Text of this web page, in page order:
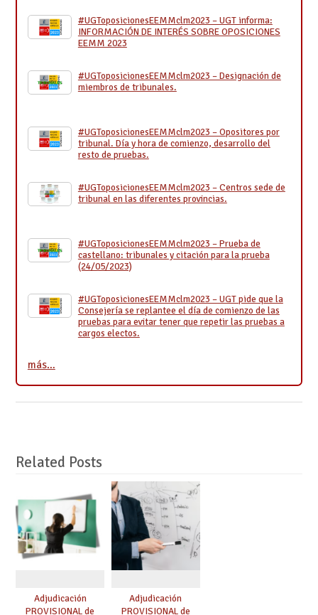
#UGToposicionesEEMMclm2023 – UGT informa:
INFORMACIÓN DE INTERÉS SOBRE OPOSICIONES
EEMM 2023
#UGToposicionesEEMMclm2023 – Designación de
miembros de tribunales.
#UGToposicionesEEMMclm2023 – Opositores por
tribunal. Día y hora de comienzo, desarrollo del
resto de pruebas.
#UGToposicionesEEMMclm2023 – Centros sede de
tribunal en las diferentes provincias.
#UGToposicionesEEMMclm2023 – Prueba de
castellano: tribunales y citación para la prueba
(24/05/2023)
#UGToposicionesEEMMclm2023 – UGT pide que la
Consejería se replantee el día de comienzo de las
pruebas para evitar tener que repetir las pruebas a
cargos electos.
más…
Related Posts
Adjudicación
PROVISIONAL de
Adjudicación
PROVISIONAL de